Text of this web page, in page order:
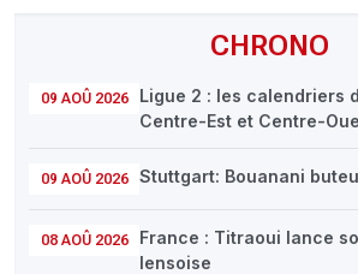
CHRONO
09 AOÛ 2026
Ligue 2 : les calendriers
Centre-Est et Centre-
09 AOÛ 2026 Stuttgart: Bouanani
08 AOÛ 2026
France : Titraoui lance
lensoise